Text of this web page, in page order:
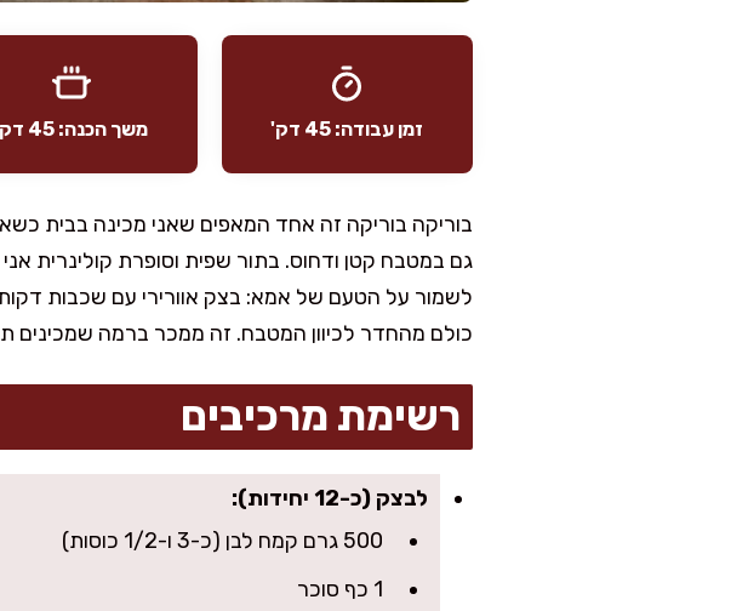
זמן עבודה: 45 דק' משך הכנה: 45 דק'
בוריקה בוריקה זה אחד המאפים שאני מכינה בבית
גם במטבח קטן ודחוס. בתור שפית וסופרת קולינרית
לשמור על הטעם של אמא: בצק אוורירי עם שכבות
כולם מהחדר לכיוון המטבח. זה ממכר ברמה שמכינים
רשימת מרכיבים
לבצק (כ-12 יחידות):
500 גרם קמח לבן (כ-3 ו-1/2 כוסות)
1 כף סוכר